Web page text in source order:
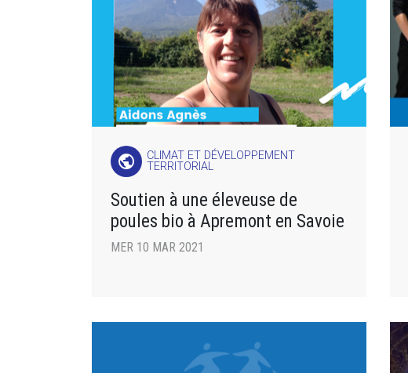
public
CLIMAT ET DÉVELOPPEMENT
TERRITORIAL
Soutien à une éleveuse de
poules bio à Apremont en Savoie
MER 10 MAR 2021